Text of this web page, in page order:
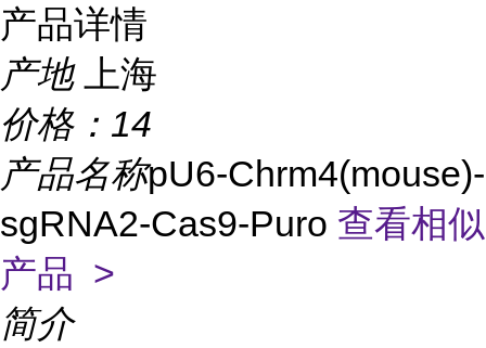
产品详情
产地
上海
价格： 14
产品名称pU6-Chrm4(mouse)-
sgRNA2-Cas9-Puro 查看相似
产品 >
简介